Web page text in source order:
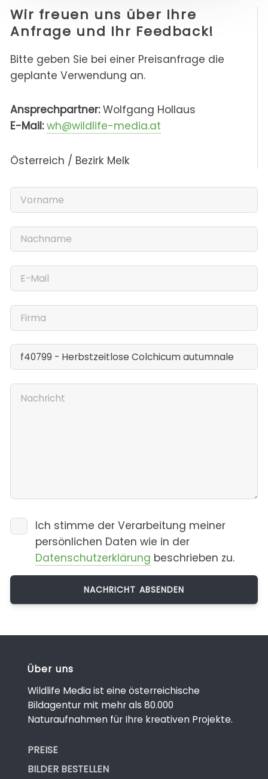
Wir freuen uns über Ihre
Anfrage und Ihr Feedback!
Bitte geben Sie bei einer Preisanfrage die
geplante Verwendung an.
Ansprechpartner:Wolfgang Hollaus
E-Mail: wh@wildlife-media.at
Österreich / Bezirk Melk
Ich stimme der Verarbeitung meiner
persönlichen Daten wie in der
Datenschutzerklärung beschrieben zu.
Über uns
Wildlife Media ist eine österreichische
Bildagentur mit mehr als 80.000
Naturaufnahmen für Ihre kreativen Projekte.
PREISE
BILDER BESTELLEN